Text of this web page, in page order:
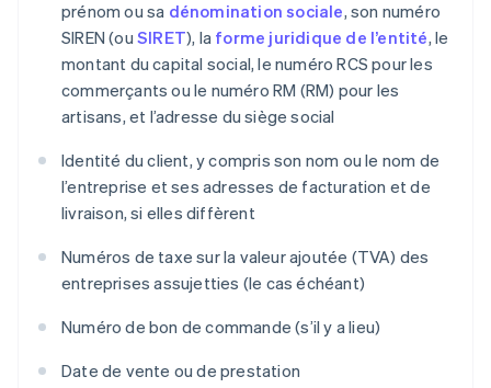
prénom ou sa dénomination sociale, son numéro
SIREN (ou SIRET), la forme juridique de l’entité, le
montant du capital social, le numéro RCS pour les
commerçants ou le numéro RM (RM) pour les
artisans, et l’adresse du siège social
Identité du client, y compris son nom ou le nom de
l’entreprise et ses adresses de facturation et de
livraison, si elles diffèrent
Numéros de taxe sur la valeur ajoutée (TVA) des
entreprises assujetties (le cas échéant)
Numéro de bon de commande (s’il y a lieu)
Date de vente ou de prestation